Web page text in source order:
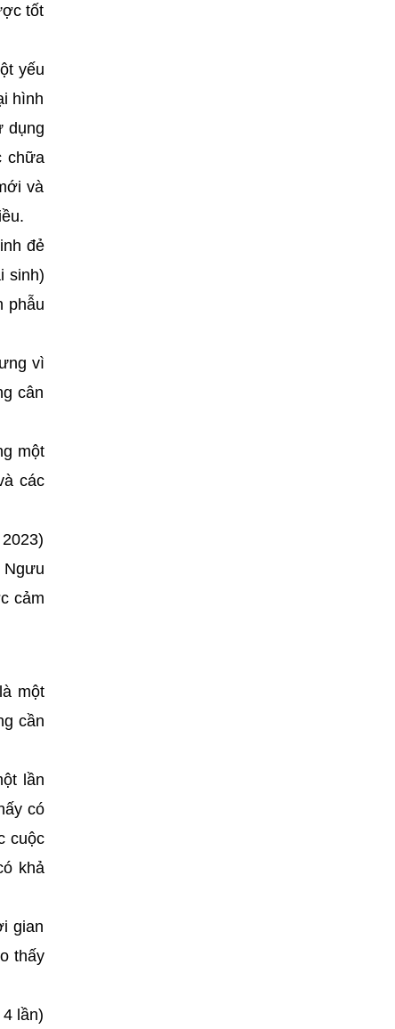
tốt
yếu
hình
dụng
chữa
và
đẻ
sinh)
phẫu
vì
cân
một
các
Ngưu
cảm
một
cần
lần
có
cuộc
khả
gian
thấy
lần)